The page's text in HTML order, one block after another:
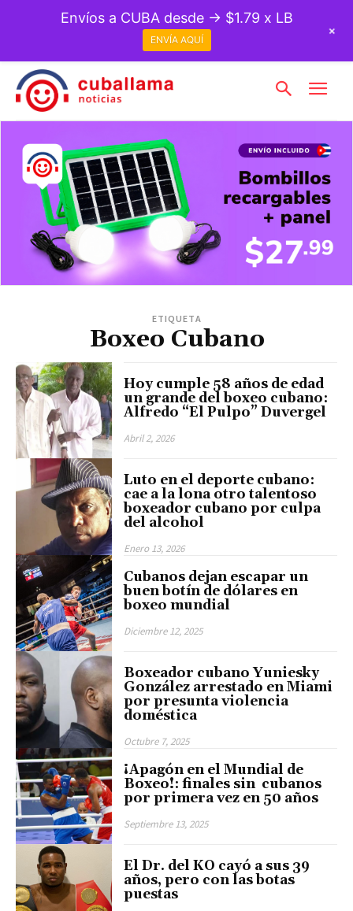
ETIQUETA
Boxeo Cubano
Hoy cumple 58 años de edad
un grande del boxeo cubano:
Alfredo “El Pulpo” Duvergel
Abril 2, 2026
Luto en el deporte cubano:
cae a la lona otro talentoso
boxeador cubano por culpa
del alcohol
Enero 13, 2026
Cubanos dejan escapar un
buen botín de dólares en
boxeo mundial
Diciembre 12, 2025
Boxeador cubano Yuniesky
González arrestado en Miami
por presunta violencia
doméstica
Octubre 7, 2025
¡Apagón en el Mundial de
Boxeo!: finales sin cubanos
por primera vez en 50 años
Septiembre 13, 2025
El Dr. del KO cayó a sus 39
años, pero con las botas
puestas
Envíos a CUBA desde → $1.79 x LB
ENVÍA AQUÍ
+